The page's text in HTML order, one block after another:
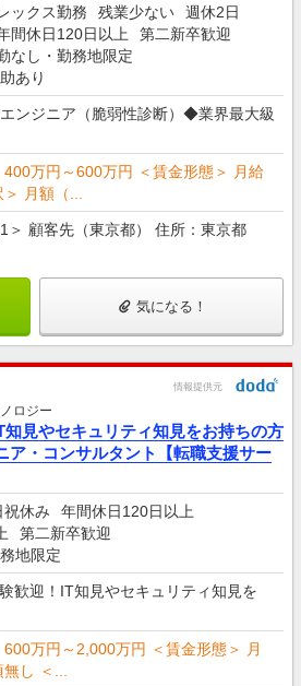
ックス勤務 残業少ない
週休2日
間休日120日以上
第二新卒歓迎
なし・勤務地限定
あり
ンジニア（脆弱性診断）◆業界最大級
400万円～600万円 ＜賃金形態＞ 月給
月額（...
＞ 顧客先（東京都） 住所：東京都
気になる！
情報提供元
ロジー
知見やセキュリティ知見をお持ちの方
ア・コンサルタント【転職支援サー
祝休み
年間休日120日以上
第二新卒歓迎
地限定
歓迎！IT知見やセキュリティ知見を
600万円～2,000万円 ＜賃金形態＞ 月
し ＜...